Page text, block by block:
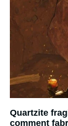
Quartzite
comment